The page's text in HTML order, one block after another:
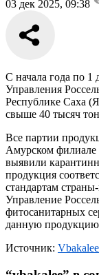
03 дек 2025, 09:38
С начала года по 1
Управления
Республике Саха
свыше 40 тысяч
Все партии
Амурском
выявили
продукция
стандартам
Управление
фитосанитарных
данную
Источник: